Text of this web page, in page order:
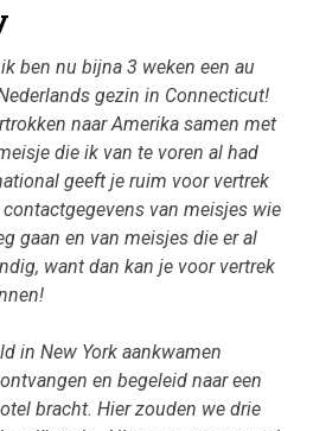
ben nu bijna 3 weken een au
gezin in Connecticut!
naar Amerika samen met
die ik van te voren al had
geeft je ruim voor vertrek
van meisjes wie
gaan en van meisjes die er al
want dan kan je voor vertrek
in New York aankwamen
en begeleid naar een
bracht. Hier zouden we drie